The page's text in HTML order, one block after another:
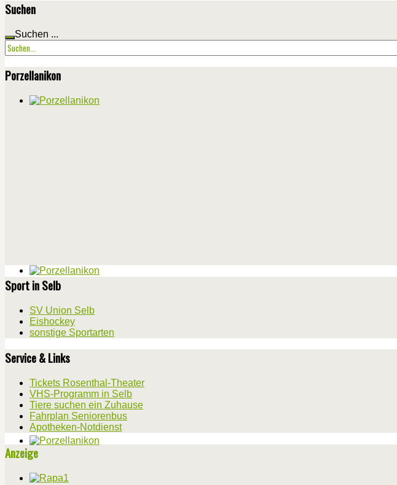
Suchen
Suchen ...
Porzellanikon
Sport in Selb
SV Union Selb
Eishockey
sonstige Sportarten
Service & Links
Tickets Rosenthal-Theater
VHS-Programm in Selb
Tiere suchen ein Zuhause
Fahrplan Seniorenbus
Apotheken-Notdienst
Anzeige